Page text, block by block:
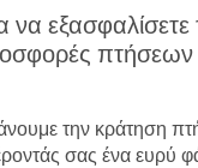
να εξασφαλίσετε
την κράτηση
σας ένα ευρύ